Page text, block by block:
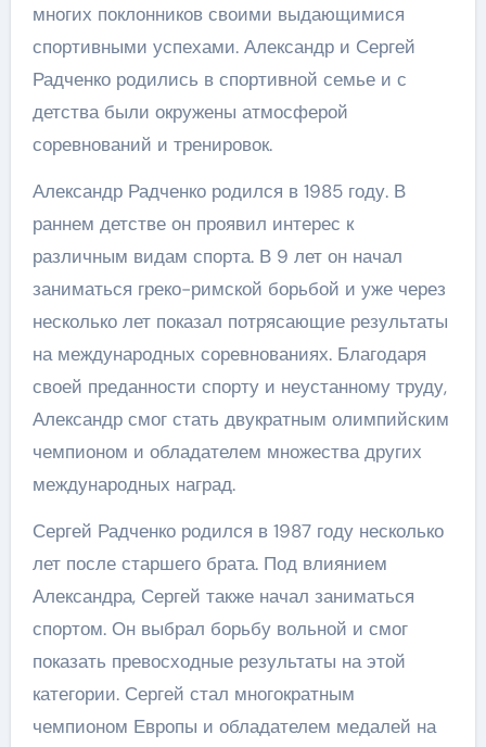
многих поклонников своими выдающимися
спортивными успехами. Александр и Сергей
Радченко родились в спортивной семье и с
детства были окружены атмосферой
соревнований и тренировок.
Александр Радченко родился в 1985 году. В
раннем детстве он проявил интерес к
различным видам спорта. В 9 лет он начал
заниматься греко-римской борьбой и уже через
несколько лет показал потрясающие результаты
на международных соревнованиях. Благодаря
своей преданности спорту и неустанному труду,
Александр смог стать двукратным олимпийским
чемпионом и обладателем множества других
международных наград.
Сергей Радченко родился в 1987 году несколько
лет после старшего брата. Под влиянием
Александра, Сергей также начал заниматься
спортом. Он выбрал борьбу вольной и смог
показать превосходные результаты на этой
категории. Сергей стал многократным
чемпионом Европы и обладателем медалей на